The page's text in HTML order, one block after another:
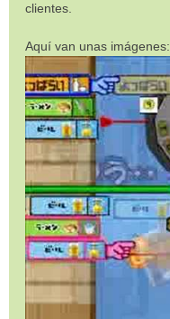
clientes.
Aquí van unas imágenes: